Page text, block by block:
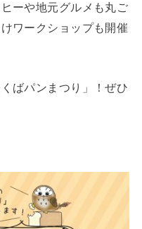
ーや地元グルメも丸ご
ワークショップも開催
ばパンまつり」！ぜひ